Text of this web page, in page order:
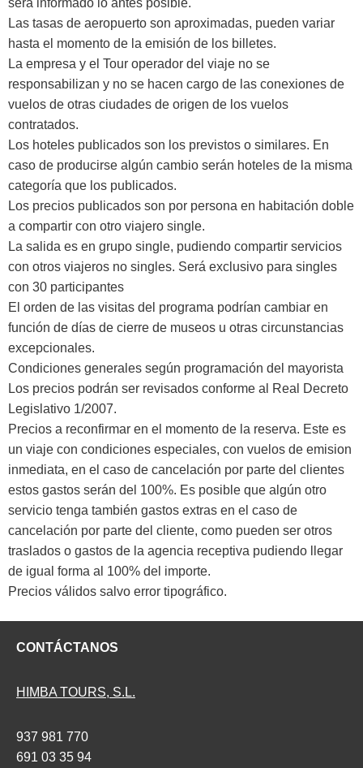
Las tasas de aeropuerto son aproximadas, pueden variar
hasta el momento de la emisión de los billetes.
La empresa y el Tour operador del viaje no se
responsabilizan y no se hacen cargo de las conexiones de
vuelos de otras ciudades de origen de los vuelos
contratados.
Los hoteles publicados son los previstos o similares. En
caso de producirse algún cambio serán hoteles de la misma
categoría que los publicados.
Los precios publicados son por persona en habitación doble
a compartir con otro viajero single.
La salida es en grupo single, pudiendo compartir servicios
con otros viajeros no singles. Será exclusivo para singles
con 30 participantes
El orden de las visitas del programa podrían cambiar en
función de días de cierre de museos u otras circunstancias
excepcionales.
Condiciones generales según programación del mayorista
Los precios podrán ser revisados conforme al Real Decreto
Legislativo 1/2007.
Precios a reconfirmar en el momento de la reserva. Este es
un viaje con condiciones especiales, con vuelos de emision
inmediata, en el caso de cancelación por parte del clientes
estos gastos serán del 100%. Es posible que algún otro
servicio tenga también gastos extras en el caso de
cancelación por parte del cliente, como pueden ser otros
traslados o gastos de la agencia receptiva pudiendo llegar
de igual forma al 100% del importe.
Precios válidos salvo error tipográfico.
CONTÁCTANOS
HIMBA TOURS, S.L.
937 981 770
691 03 35 94